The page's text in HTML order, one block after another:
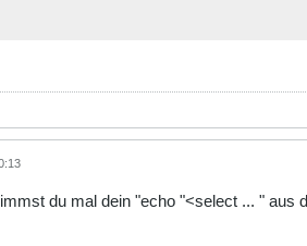
du mal dein "echo "<select ... " aus